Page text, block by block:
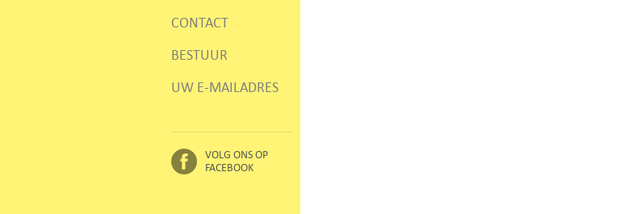
CONTACT
BESTUUR
UW E-MAILADRES
VOLG ONS OP
FACEBOOK